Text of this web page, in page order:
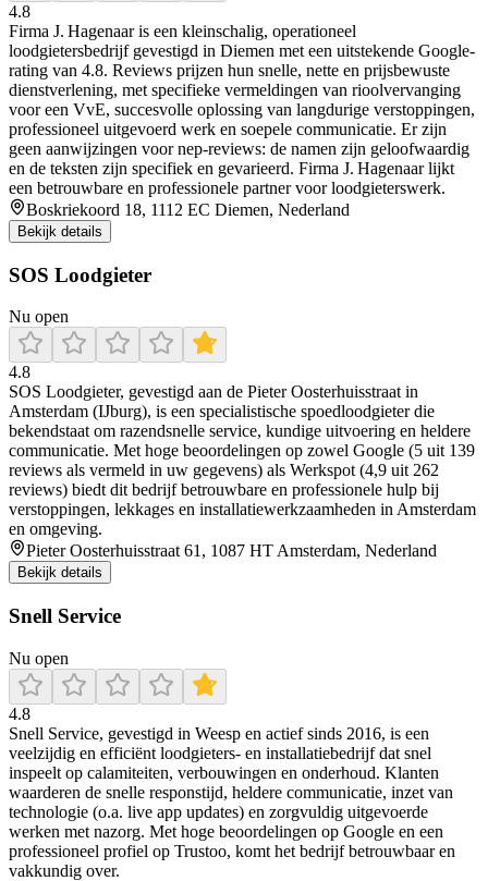
4.8
Firma J. Hagenaar is een kleinschalig, operationeel
loodgietersbedrijf gevestigd in Diemen met een uitstekende Google-
rating van 4.8. Reviews prijzen hun snelle, nette en prijsbewuste
dienstverlening, met specifieke vermeldingen van rioolvervanging
voor een VvE, succesvolle oplossing van langdurige verstoppingen,
professioneel uitgevoerd werk en soepele communicatie. Er zijn
geen aanwijzingen voor nep‑reviews: de namen zijn geloofwaardig
en de teksten zijn specifiek en gevarieerd. Firma J. Hagenaar lijkt
een betrouwbare en professionele partner voor loodgieterswerk.
Boskriekoord 18, 1112 EC Diemen, Nederland
Bekijk details
SOS Loodgieter
Nu open
4.8
SOS Loodgieter, gevestigd aan de Pieter Oosterhuisstraat in
Amsterdam (IJburg), is een specialistische spoedloodgieter die
bekendstaat om razendsnelle service, kundige uitvoering en heldere
communicatie. Met hoge beoordelingen op zowel Google (5 uit 139
reviews als vermeld in uw gegevens) als Werkspot (4,9 uit 262
reviews) biedt dit bedrijf betrouwbare en professionele hulp bij
verstoppingen, lekkages en installatiewerkzaamheden in Amsterdam
en omgeving.
Pieter Oosterhuisstraat 61, 1087 HT Amsterdam, Nederland
Bekijk details
Snell Service
Nu open
4.8
Snell Service, gevestigd in Weesp en actief sinds 2016, is een
veelzijdig en efficiënt loodgieters- en installatiebedrijf dat snel
inspeelt op calamiteiten, verbouwingen en onderhoud. Klanten
waarderen de snelle responstijd, heldere communicatie, inzet van
technologie (o.a. live app updates) en zorgvuldig uitgevoerde
werken met nazorg. Met hoge beoordelingen op Google en een
professioneel profiel op Trustoo, komt het bedrijf betrouwbaar en
vakkundig over.